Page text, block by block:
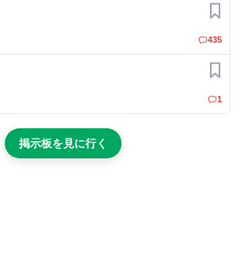
お気
435
お気
1
掲示板を見に行く